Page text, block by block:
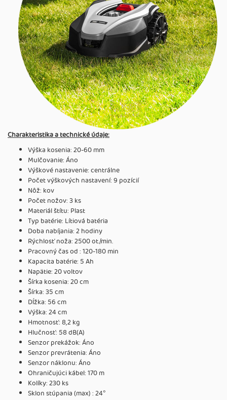
Charakteristika a technické údaje:
Výška kosenia: 20-60 mm
Mulčovanie: Áno
Výškové nastavenie: centrálne
Počet výškových nastavení: 9 pozícií
Nôž: kov
Počet nožov: 3 ks
Materiál štítu: Plast
Typ batérie: Lítiová batéria
Doba nabíjania: 2 hodiny
Rýchlosť noža: 2500 ot./min.
Pracovný čas od : 120-180 min
Kapacita batérie: 5 Ah
Napätie: 20 voltov
Šírka kosenia: 20 cm
Šírka: 35 cm
Dĺžka: 56 cm
Výška: 24 cm
Hmotnosť: 8,2 kg
Hlučnosť: 58 dB(A)
Senzor prekážok: Áno
Senzor prevrátenia: Áno
Senzor náklonu: Áno
Ohraničujúci kábel: 170 m
Kolíky: 230 ks
Sklon stúpania (max) : 24°